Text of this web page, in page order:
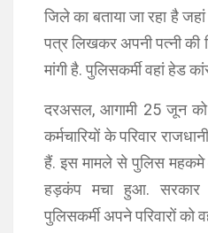
जिले का बताया जा रहा है
पत्र लिखकर अपनी पत्नी की
मांगी है. पुलिसकर्मी वहां हेड
दरअसल, आगामी 25 जून को
कर्मचारियों के परिवार
हैं. इस मामले से पुलिस
हड़कंप मचा हुआ. सरकार
पुलिसकर्मी अपने परिवारों को